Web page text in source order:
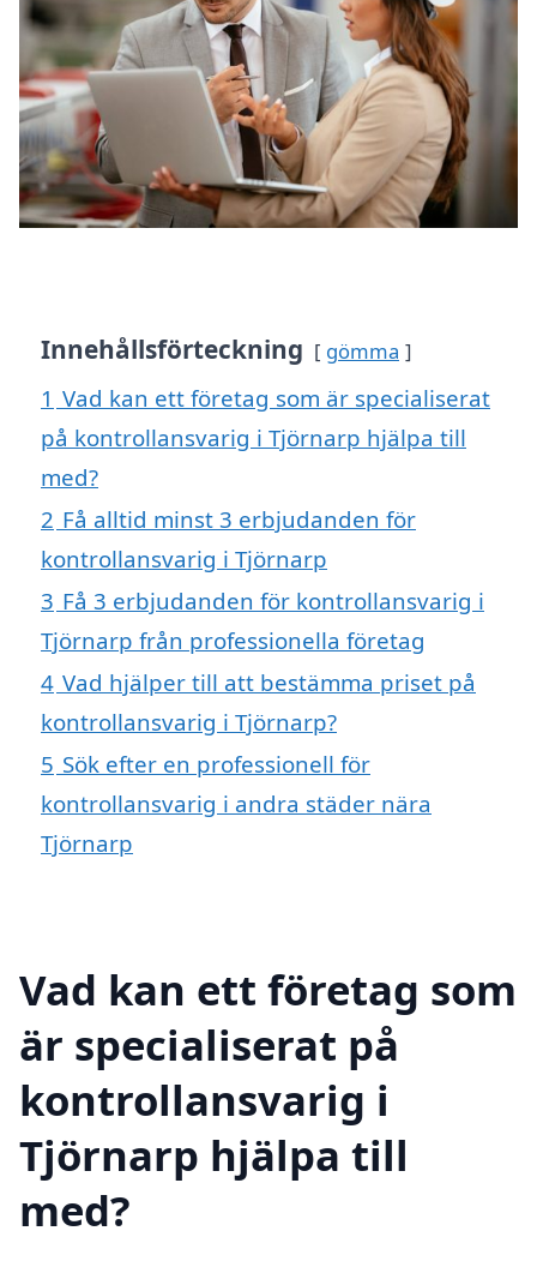
Innehållsförteckning gömma
1 Vad kan ett företag som är specialiserat
på kontrollansvarig i Tjörnarp hjälpa till
med?
2 Få alltid minst 3 erbjudanden för
kontrollansvarig i Tjörnarp
3 Få 3 erbjudanden för kontrollansvarig i
Tjörnarp från professionella företag
4 Vad hjälper till att bestämma priset på
kontrollansvarig i Tjörnarp?
5 Sök efter en professionell för
kontrollansvarig i andra städer nära
Tjörnarp
Vad kan ett företag som
är specialiserat på
kontrollansvarig i
Tjörnarp hjälpa till
med?